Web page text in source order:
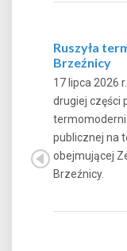
Ruszyła
Brzeźnicy
17 lipca 2026
drugiej części
publicznej na
obejmującej
Brzeźnicy.